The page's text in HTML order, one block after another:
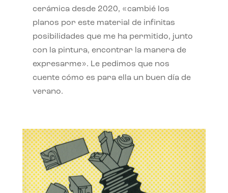
cerámica desde 2020, «cambié los
planos por este material de infinitas
posibilidades que me ha permitido, junto
con la pintura, encontrar la manera de
expresarme». Le pedimos que nos
cuente cómo es para ella un buen día de
verano.